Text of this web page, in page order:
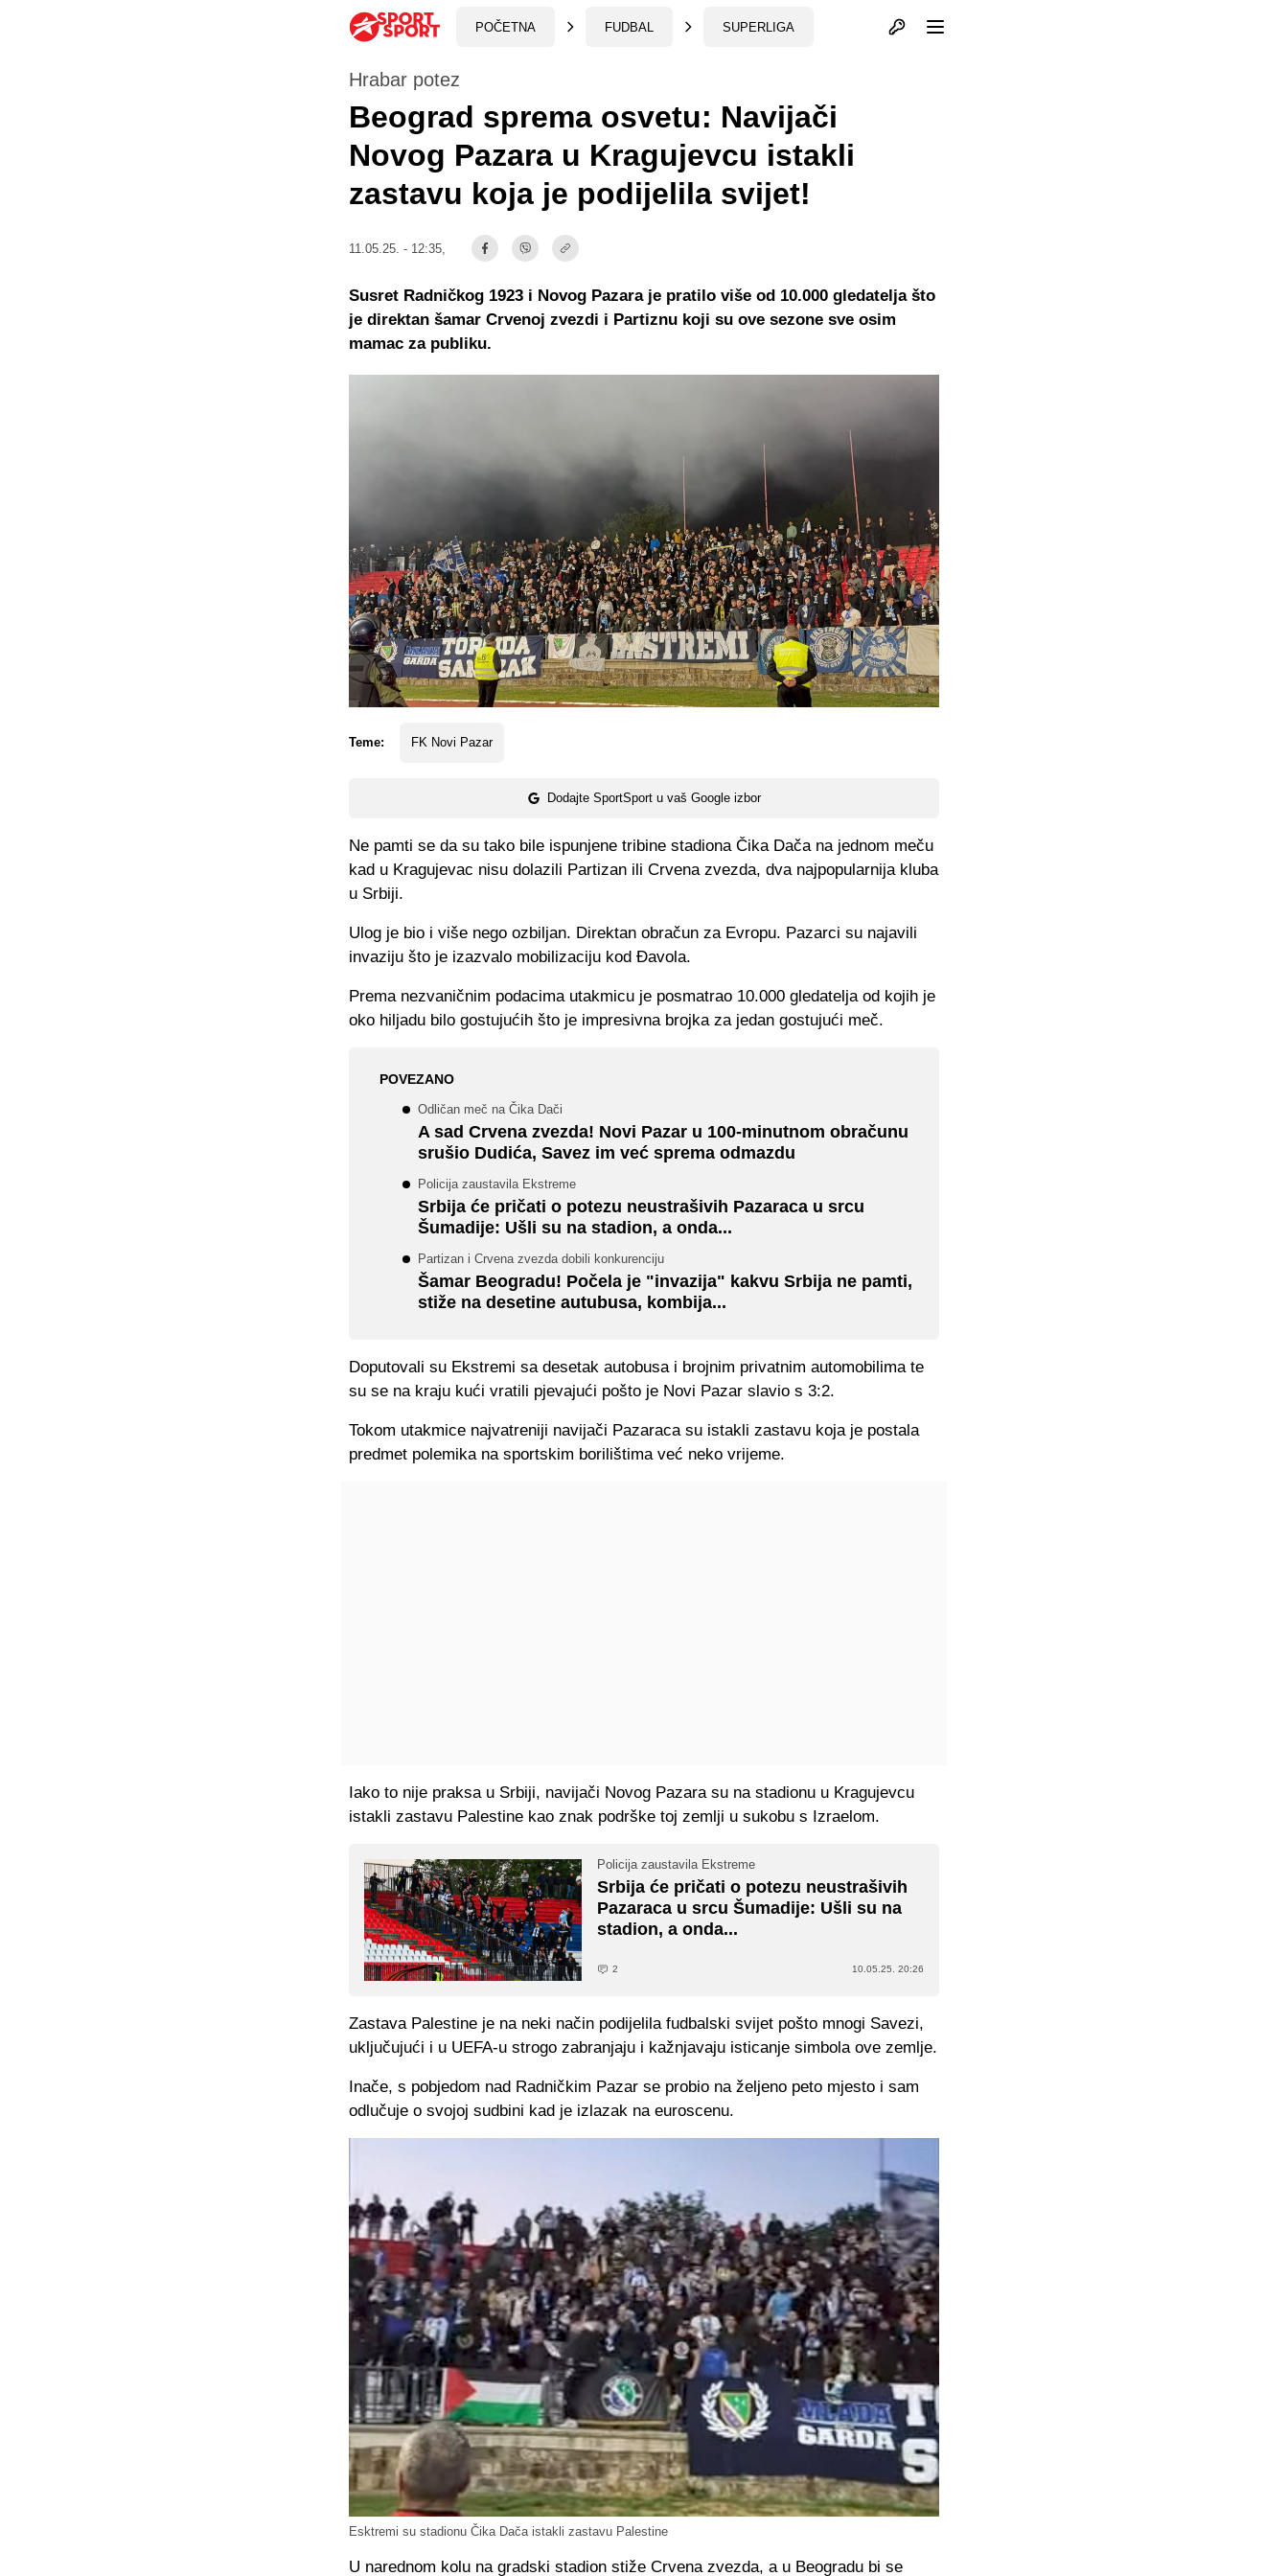
POČETNA FUDBAL SUPERLIGA Otvori profil
Hrabar potez
Beograd sprema osvetu: Navijači
Novog Pazara u Kragujevcu istakli
zastavu koja je podijelila svijet!
11.05.25. - 12:35,
Teme: FK Novi Pazar
Dodajte SportSport u vaš Google izbor
Susret Radničkog 1923 i Novog Pazara je pratilo više od 10.000 gledatelja što
je direktan šamar Crvenoj zvezdi i Partiznu koji su ove sezone sve osim
mamac za publiku.
Ne pamti se da su tako bile ispunjene tribine stadiona Čika Dača na jednom meču
kad u Kragujevac nisu dolazili Partizan ili Crvena zvezda, dva najpopularnija kluba
u Srbiji.
Ulog je bio i više nego ozbiljan. Direktan obračun za Evropu. Pazarci su najavili
invaziju što je izazvalo mobilizaciju kod Đavola.
Prema nezvaničnim podacima utakmicu je posmatrao 10.000 gledatelja od kojih je
oko hiljadu bilo gostujućih što je impresivna brojka za jedan gostujući meč.
POVEZANO
Odličan meč na Čika Dači
A sad Crvena zvezda! Novi Pazar u 100-minutnom obračunu
srušio Dudića, Savez im već sprema odmazdu
Policija zaustavila Ekstreme
Srbija će pričati o potezu neustrašivih Pazaraca u srcu
Šumadije: Ušli su na stadion, a onda...
Partizan i Crvena zvezda dobili konkurenciju
Šamar Beogradu! Počela je "invazija" kakvu Srbija ne pamti,
stiže na desetine autubusa, kombija...
Doputovali su Ekstremi sa desetak autobusa i brojnim privatnim automobilima te
su se na kraju kući vratili pjevajući pošto je Novi Pazar slavio s 3:2.
Tokom utakmice najvatreniji navijači Pazaraca su istakli zastavu koja je postala
predmet polemika na sportskim borilištima već neko vrijeme.
Iako to nije praksa u Srbiji, navijači Novog Pazara su na stadionu u Kragujevcu
istakli zastavu Palestine kao znak podrške toj zemlji u sukobu s Izraelom.
Policija zaustavila Ekstreme
Srbija će pričati o potezu neustrašivih
Pazaraca u srcu Šumadije: Ušli su na
stadion, a onda...
2 10.05.25. 20:26
Zastava Palestine je na neki način podijelila fudbalski svijet pošto mnogi Savezi,
uključujući i u UEFA-u strogo zabranjaju i kažnjavaju isticanje simbola ove zemlje.
Inače, s pobjedom nad Radničkim Pazar se probio na željeno peto mjesto i sam
odlučuje o svojoj sudbini kad je izlazak na euroscenu.
Esktremi su stadionu Čika Dača istakli zastavu Palestine
U narednom kolu na gradski stadion stiže Crvena zvezda, a u Beogradu bi se